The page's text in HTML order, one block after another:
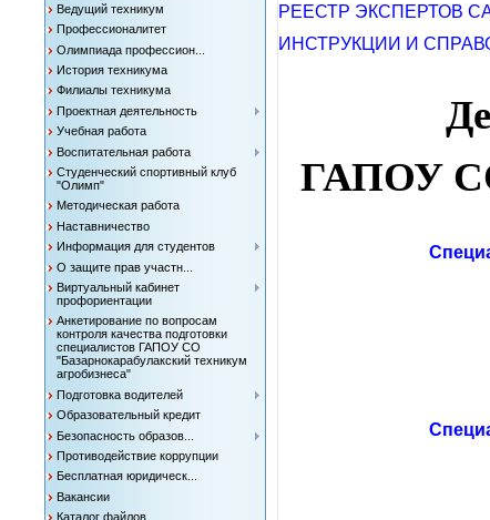
Ведущий техникум
Профессионалитет
Олимпиада профессион...
История техникума
Филиалы техникума
Проектная деятельность
Учебная работа
Воспитательная работа
Студенческий спортивный клуб
"Олимп"
Методическая работа
Наставничество
Информация для студентов
О защите прав участн...
Виртуальный кабинет
профориентации
Анкетирование по вопросам
контроля качества подготовки
специалистов ГАПОУ СО
"Базарнокарабулакский техникум
агробизнеса"
Подготовка водителей
Образовательный кредит
Безопасность образов...
Противодействие коррупции
Бесплатная юридическ...
Вакансии
Каталог файлов
РЕЕСТР ЭКСПЕРТОВ
ИНСТРУКЦИИ И
ГАПОУ